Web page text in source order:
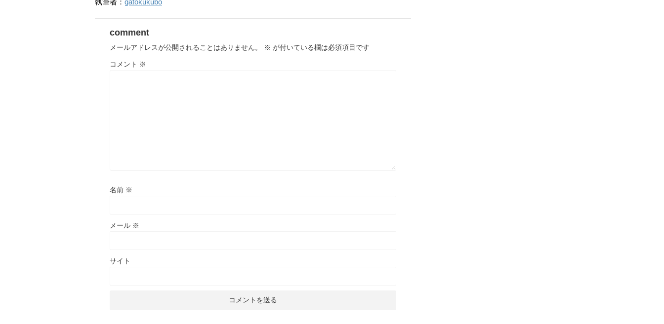
執筆者： gatokukubo
comment
メールアドレスが公開されることはありません。 ※ が付いている欄は必須項目です
コメント ※
名前 ※
メール ※
サイト